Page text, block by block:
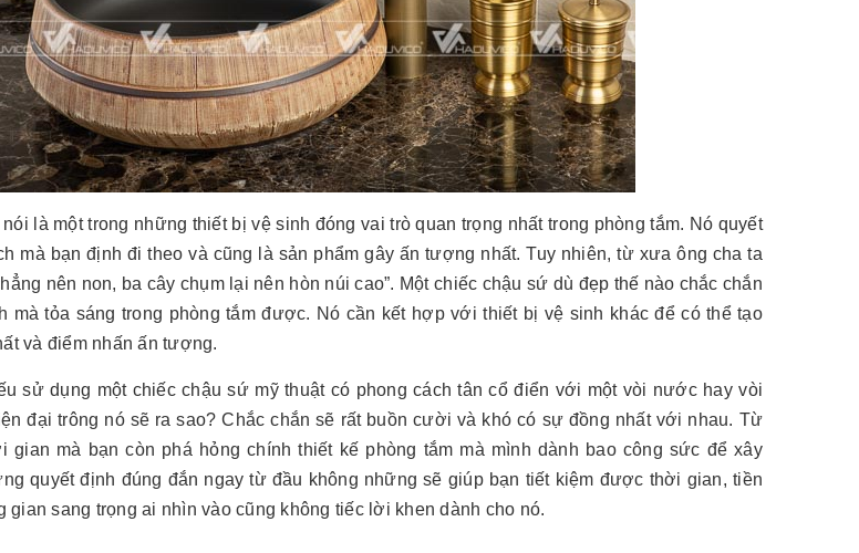
là một trong những thiết bị vệ sinh đóng vai trò quan trọng nhất trong phòng tắm. Nó quyết
mà bạn định đi theo và cũng là sản phẩm gây ấn tượng nhất. Tuy nhiên, từ xưa ông cha ta
nên non, ba cây chụm lại nên hòn núi cao”. Một chiếc chậu sứ dù đẹp thế nào chắc chắn
mà tỏa sáng trong phòng tắm được. Nó cần kết hợp với thiết bị vệ sinh khác để có thể tạo
và điểm nhấn ấn tượng.
sử dụng một chiếc chậu sứ mỹ thuật có phong cách tân cổ điển với một vòi nước hay vòi
đại trông nó sẽ ra sao? Chắc chắn sẽ rất buồn cười và khó có sự đồng nhất với nhau. Từ
gian mà bạn còn phá hỏng chính thiết kế phòng tắm mà mình dành bao công sức để xây
quyết định đúng đắn ngay từ đầu không những sẽ giúp bạn tiết kiệm được thời gian, tiền
gian sang trọng ai nhìn vào cũng không tiếc lời khen dành cho nó.